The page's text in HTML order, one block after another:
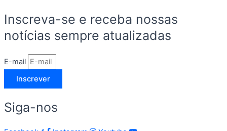
Inscreva-se e receba nossas
notícias sempre atualizadas
E-mail
Inscrever
Siga-nos